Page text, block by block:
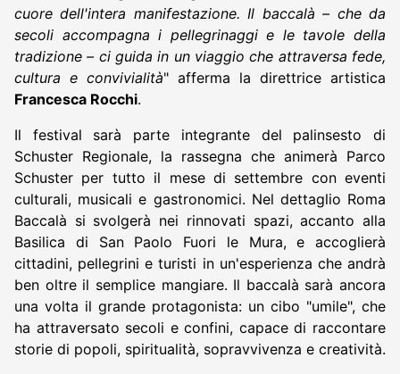
cuore dell'intera manifestazione. Il baccalà – che da
secoli accompagna i pellegrinaggi e le tavole della
tradizione – ci guida in un viaggio che attraversa fede,
cultura e convivialità" afferma la direttrice artistica
Francesca Rocchi.
Il festival sarà parte integrante del palinsesto di
Schuster Regionale, la rassegna che animerà Parco
Schuster per tutto il mese di settembre con eventi
culturali, musicali e gastronomici. Nel dettaglio Roma
Baccalà si svolgerà nei rinnovati spazi, accanto alla
Basilica di San Paolo Fuori le Mura, e accoglierà
cittadini, pellegrini e turisti in un'esperienza che andrà
ben oltre il semplice mangiare. Il baccalà sarà ancora
una volta il grande protagonista: un cibo "umile", che
ha attraversato secoli e confini, capace di raccontare
storie di popoli, spiritualità, sopravvivenza e creatività.